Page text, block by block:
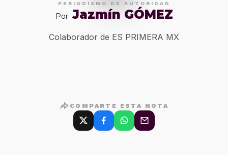
PERIODISMO DE AUTORIDAD
Por Jazmín GÓMEZ
Colaborador de ES PRIMERA MX
COMPARTE ESTA NOTA